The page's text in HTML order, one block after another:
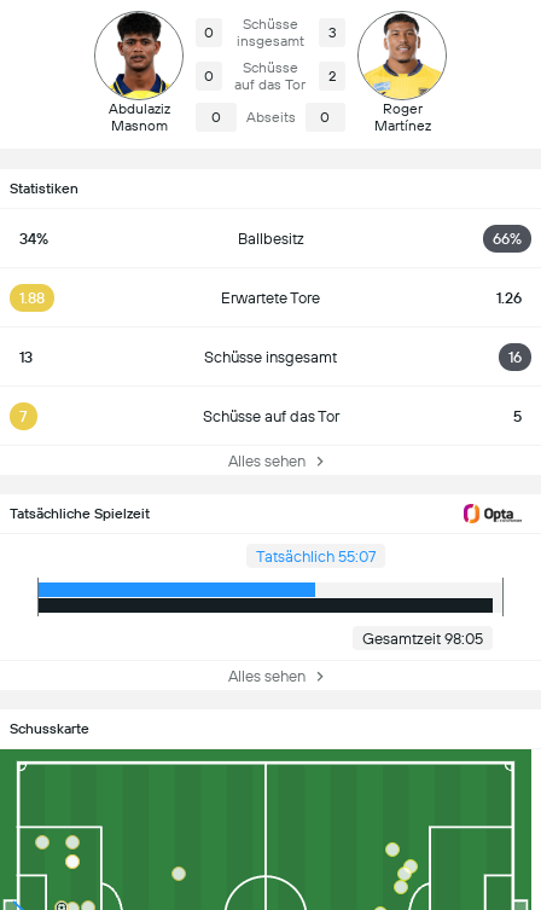
Abdulaziz
Masnom
0
Schüsse
insgesamt
3
0
Schüsse
auf das Tor
2
0 Abseits 0
Roger
Martínez
Statistiken
34% Ballbesitz 66%
1.88 Erwartete Tore 1.26
13 Schüsse insgesamt 16
7 Schüsse auf das Tor 5
Alles sehen
Tatsächliche Spielzeit
Tatsächlich 55:07
Gesamtzeit 98:05
Alles sehen
Schusskarte